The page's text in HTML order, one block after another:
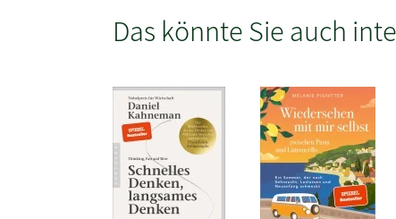
Das könnte Sie auch